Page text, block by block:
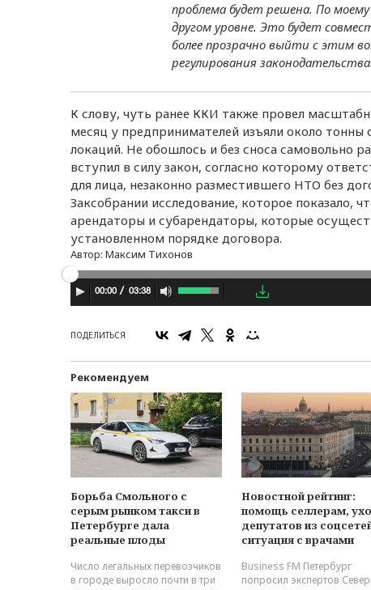
проблема будет решена. По
другом уровне. Это будет
более прозрачно выйти с этим
регулирования законодательства.
К слову, чуть ранее ККИ также провел
месяц у предпринимателей изъяли около
локаций. Не обошлось и без сноса самовольно
вступил в силу закон, согласно которому
для лица, незаконно разместившего НТО без
Заксобрании исследование, которое показало,
арендаторы и субарендаторы, которые
установленном порядке договора.
Автор: Максим Тихонов
00:00 03:38
ПОДЕЛИТЬСЯ
Рекомендуем
Борьба Смольного с
серым рынком такси в
Петербурге дала
реальные плоды
Число легальных перевозчиков
в городе выросло почти в три
Новостной рейтинг:
помощь селлерам,
депутатов из
ситуация с врачами
Business FM Петербург
попросил экспертов